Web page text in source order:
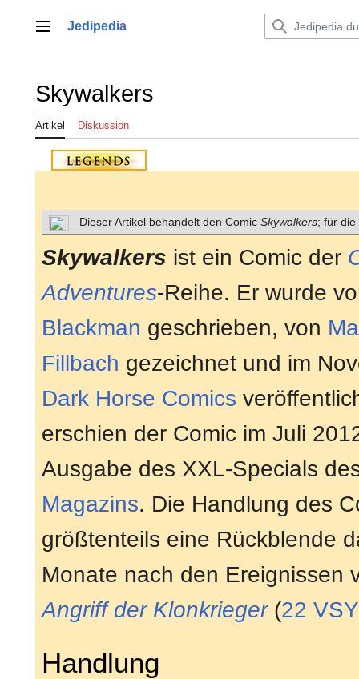
springenHauptmenü
Jedipedia
Skywalkers
Artikel Diskussion
Dieser Artikel behandelt den Comic Skywalkers; für
Skywalkers ist ein Comic der
Adventures-Reihe. Er wurde
Blackman geschrieben, von
Fillbach gezeichnet und im
Dark Horse Comics
erschien der Comic im Juli
Ausgabe des XXL-Specials
Magazins. Die Handlung des
größtenteils eine Rückblende
Monate nach den Ereignissen
Angriff der Klonkrieger(22 VSY
Handlung